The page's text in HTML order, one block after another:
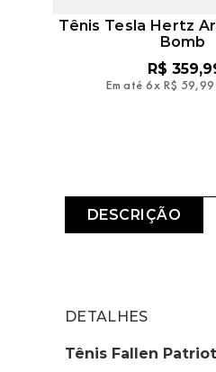
Tênis Tesla Hertz
Bomb
R$ 359,
Em até 6x R$ 59,99
DESCRIÇÃO
DETALHES
Tênis Fallen